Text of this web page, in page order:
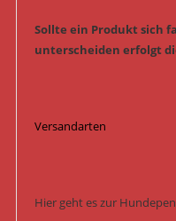
Sollte ein Produkt sich
unterscheiden erfolgt
Versandarten
Hier geht es zur